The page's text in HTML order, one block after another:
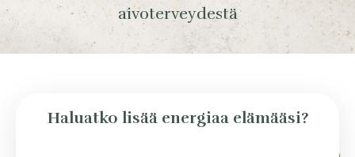
aivoterveydestä
Haluatko lisää energiaa elämääsi?